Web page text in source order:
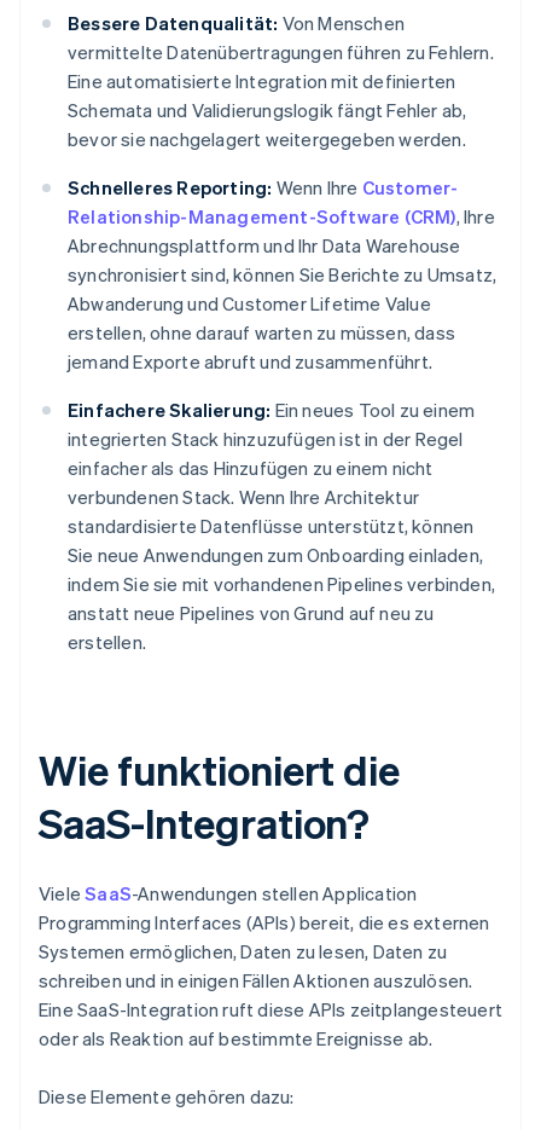
Bessere Datenqualität: Von Menschen
vermittelte Datenübertragungen führen zu Fehlern.
Eine automatisierte Integration mit definierten
Schemata und Validierungslogik fängt Fehler ab,
bevor sie nachgelagert weitergegeben werden.
Schnelleres Reporting: Wenn Ihre Customer-
Relationship-Management-Software (CRM), Ihre
Abrechnungsplattform und Ihr Data Warehouse
synchronisiert sind, können Sie Berichte zu Umsatz,
Abwanderung und Customer Lifetime Value
erstellen, ohne darauf warten zu müssen, dass
jemand Exporte abruft und zusammenführt.
Einfachere Skalierung: Ein neues Tool zu einem
integrierten Stack hinzuzufügen ist in der Regel
einfacher als das Hinzufügen zu einem nicht
verbundenen Stack. Wenn Ihre Architektur
standardisierte Datenflüsse unterstützt, können
Sie neue Anwendungen zum Onboarding einladen,
indem Sie sie mit vorhandenen Pipelines verbinden,
anstatt neue Pipelines von Grund auf neu zu
erstellen.
Wie funktioniert die
SaaS-Integration?
VieleSaaS-Anwendungen stellen Application
Programming Interfaces (APIs) bereit, die es externen
Systemen ermöglichen, Daten zu lesen, Daten zu
schreiben und in einigen Fällen Aktionen auszulösen.
Eine SaaS-Integration ruft diese APIs zeitplangesteuert
oder als Reaktion auf bestimmte Ereignisse ab.
Diese Elemente gehören dazu: